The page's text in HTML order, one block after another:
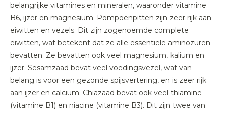
belangrijke vitamines en mineralen, waaronder vitamine
B6, ijzer en magnesium. Pompoenpitten zijn zeer rijk aan
eiwitten en vezels. Dit zijn zogenoemde complete
eiwitten, wat betekent dat ze alle essentiële aminozuren
bevatten. Ze bevatten ook veel magnesium, kalium en
ijzer. Sesamzaad bevat veel voedingsvezel, wat van
belang is voor een gezonde spijsvertering, en is zeer rijk
aan ijzer en calcium. Chiazaad bevat ook veel thiamine
(vitamine B1) en niacine (vitamine B3). Dit zijn twee van